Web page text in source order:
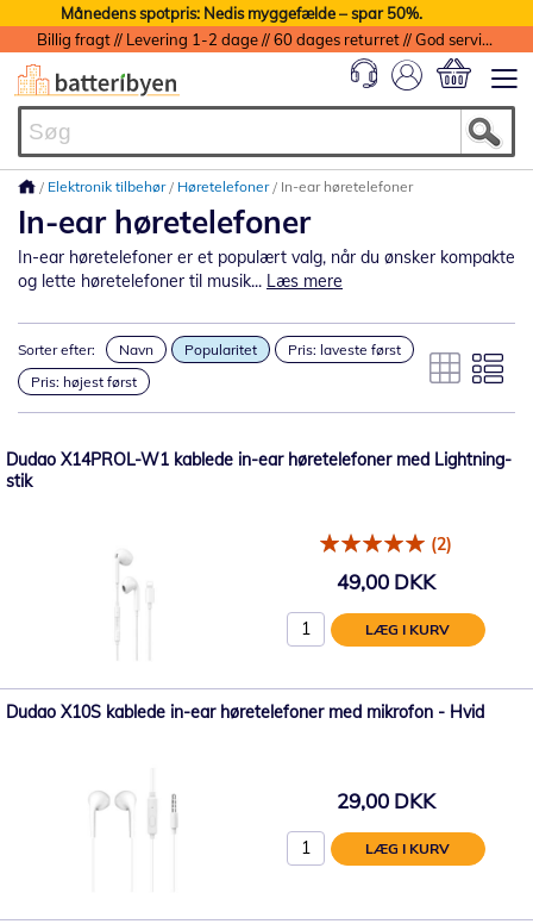
Månedens spotpris: Nedis myggefælde – spar 50%.
Billig fragt // Levering 1-2 dage // 60 dages returret // God service med garanti
Elektronik tilbehør Høretelefoner In-ear høretelefoner
In-ear høretelefoner
In-ear høretelefoner er et populært valg, når du ønsker kompakte
og lette høretelefoner til musik... Læs mere
Sorter efter: Navn Popularitet
Pris: laveste først
Pris: højest først
Dudao X14PROL-W1 kablede in-ear høretelefoner med Lightning-
stik
(2)
49,00 DKK
LÆG I KURV
Dudao X10S kablede in-ear høretelefoner med mikrofon - Hvid
29,00 DKK
LÆG I KURV